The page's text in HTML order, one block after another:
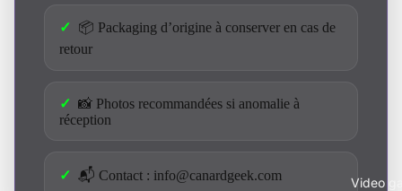
Video
📦 Packaging d’origine à conserver en cas de
retour
📸 Photos recommandées si anomalie à
réception
📬 Contact : info@canardgeek.com